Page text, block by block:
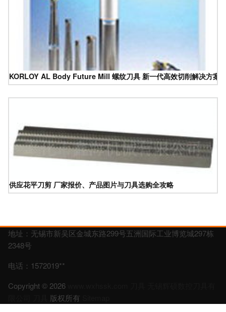
KORLOY AL Body Future Mill 螺纹刀具 新一代高效切削解决方案
供应花平刀剪 厂家报价、产品图片与刀具选购全攻略
地址：无锡市新吴区金城东路299号五洲国际工业博览城297栋
2348号
电话：1572019**
Copyright © 2026
版权所有